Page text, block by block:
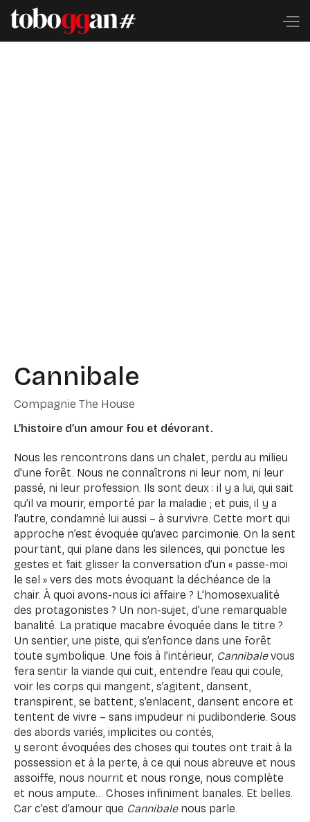
Cannibale
Compagnie The House
L’histoire d’un amour fou et dévorant.
Nous les rencontrons dans un chalet, perdu au milieu
d’une forêt. Nous ne connaîtrons ni leur nom, ni leur
passé, ni leur profession. Ils sont deux : il y a lui, qui sait
qu’il va mourir, emporté par la maladie ; et puis, il y a
l’autre, condamné lui aussi – à survivre. Cette mort qui
approche n’est évoquée qu’avec parcimonie. On la sent
pourtant, qui plane dans les silences, qui ponctue les
gestes et fait glisser la conversation d’un « passe-moi
le sel » vers des mots évoquant la déchéance de la
chair. À quoi avons-nous ici affaire ? L’homosexualité
des protagonistes ? Un non-sujet, d’une remarquable
banalité. La pratique macabre évoquée dans le titre ?
Un sentier, une piste, qui s’enfonce dans une forêt
toute symbolique. Une fois à l’intérieur, Cannibalevous
fera sentir la viande qui cuit, entendre l’eau qui coule,
voir les corps qui mangent, s’agitent, dansent,
transpirent, se battent, s’enlacent, dansent encore et
tentent de vivre – sans impudeur ni pudibonderie. Sous
des abords variés, implicites ou contés,
y seront évoquées des choses qui toutes ont trait à la
possession et à la perte, à ce qui nous abreuve et nous
assoiffe, nous nourrit et nous ronge, nous complète
et nous ampute… Choses infiniment banales. Et belles.
Car c’est d’amour que Cannibale nous parle.